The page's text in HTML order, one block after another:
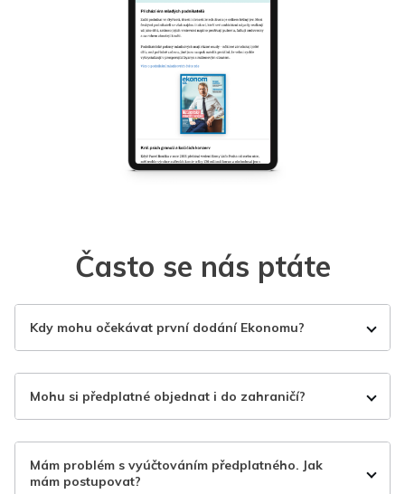
Často se nás ptáte
Kdy mohu očekávat první dodání Ekonomu?
Mohu si předplatné objednat i do zahraničí?
Mám problém s vyúčtováním předplatného. Jak
mám postupovat?